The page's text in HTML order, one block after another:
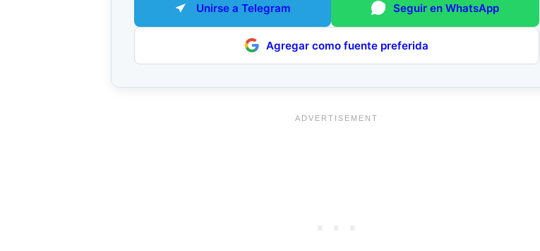
Unirse a Telegram Seguir en WhatsApp
Agregar como fuente preferida